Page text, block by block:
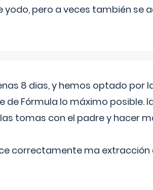
pero a veces también se
8 dias, y hemos optado por
de Fórmula lo máximo posible.
tomas con el padre y hacer
correctamente ma extracción